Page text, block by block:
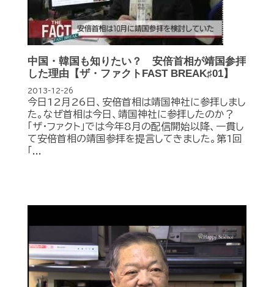
中国・韓国も知りたい？ 安倍首相が靖国参拝
した理由【ザ・ファクトFAST BREAK♯01】
2013-12-26
今日12月26日、安倍首相は靖国神社に参拝しまし
た。なぜ首相は今日、靖国神社に参拝したのか？
「ザ・ファクト」では今年8月の配信開始以降、一貫し
て安倍首相の靖国参拝を提言してきました。第1回
「...